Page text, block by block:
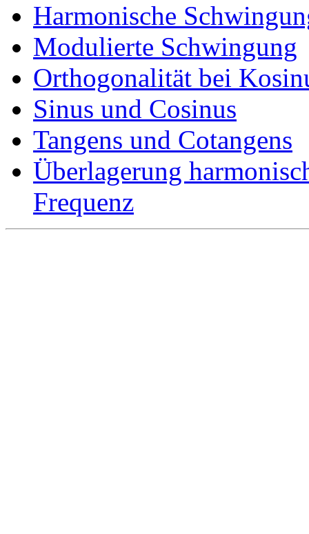
Harmonische
Modulierte Schwingung
Orthogonalität bei
Sinus und Cosinus
Tangens und Cotangens
Überlagerung
Frequenz